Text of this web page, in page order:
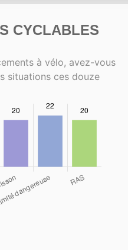
CYCLABLES
à vélo, avez-vous
situations ces douze